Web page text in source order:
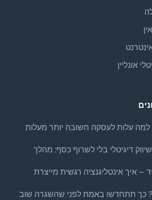
אונליין
למה עלות לעסקה חשובה יותר מעלות
דיגיטלי בלי לשרוף כסף: מהלך
– איך אינטליגנציה רגשית מייצרת
כך תתחדשו באמת לפני שהשגרה שוב